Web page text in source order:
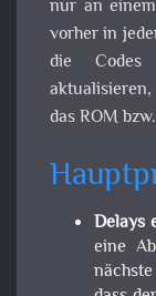
nur an
vorher in
die
das ROM
Delays
eine